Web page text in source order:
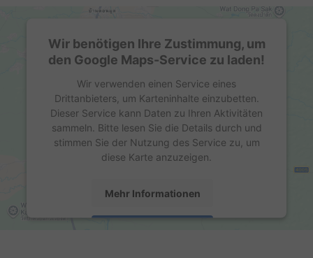
Wir benötigen Ihre Zustimmung, um
den Google Maps-Service zu laden!
Wir verwenden einen Service eines
Drittanbieters, um Karteninhalte einzubetten.
Dieser Service kann Daten zu Ihren Aktivitäten
sammeln. Bitte lesen Sie die Details durch und
stimmen Sie der Nutzung des Service zu, um
diese Karte anzuzeigen.
Mehr Informationen